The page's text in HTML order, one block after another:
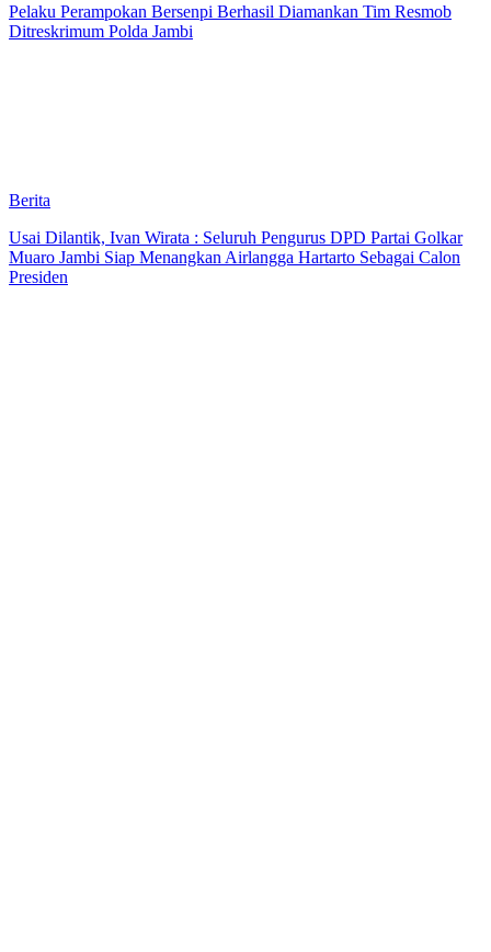
Pelaku Perampokan Bersenpi Berhasil Diamankan Tim Resmob
Ditreskrimum Polda Jambi
Berita
Usai Dilantik, Ivan Wirata : Seluruh Pengurus DPD Partai Golkar
Muaro Jambi Siap Menangkan Airlangga Hartarto Sebagai Calon
Presiden